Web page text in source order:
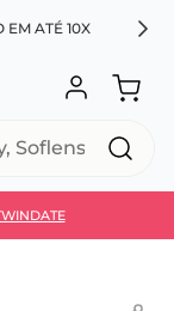
EM ATÉ 10X
extra no